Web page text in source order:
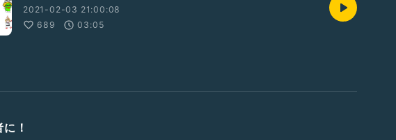
2021-02-03 21:00:08
689
03:05
！